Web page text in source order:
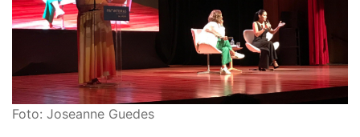
Foto: Joseanne Guedes